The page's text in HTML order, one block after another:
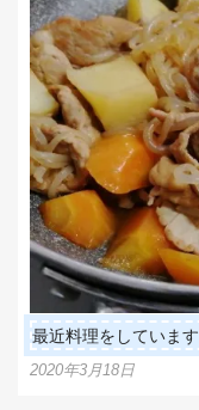
最近料理をしています
2020年3月18日